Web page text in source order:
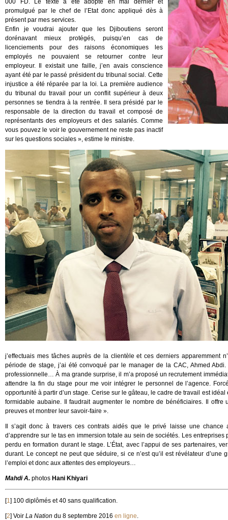
000 FD. Le texte a été adopté en mai dernier et
promulgué par le chef de l’Etat donc appliqué dès à
présent par mes services.
Enfin je voudrai ajouter que les Djiboutiens seront
dorénavant mieux protégés, puisqu’en cas de
licenciements pour des raisons économiques les
employés ne pouvaient se retourner contre leur
employeur. Il existait une faille, j’en avais conscience
ayant été par le passé président du tribunal social. Cette
injustice a été réparée par la loi. La première audience
du tribunal du travail pour un conflit supérieur à deux
personnes se tiendra à la rentrée. Il sera présidé par le
responsable de la direction du travail et composé de
représentants des employeurs et des salariés. Comme
vous pouvez le voir le gouvernement ne reste pas inactif
sur les questions sociales », estime le ministre.
j’effectuais mes tâches auprès de la clientèle et ces derniers apparemment
période de stage, j’ai été convoqué par le manager de la CAC, Ahmed
professionnelle… À ma grande surprise, il m’a proposé un recrutement
attendre la fin du stage pour me voir intégrer le personnel de l’agence.
opportunité à partir d’un stage. Cerise sur le gâteau, le cadre de travail est
formidable aubaine. Il faudrait augmenter le nombre de bénéficiaires. Il
preuves et montrer leur savoir-faire ».
Il s’agit donc à travers ces contrats aidés que le privé laisse une chance
d’apprendre sur le tas en immersion totale au sein de sociétés. Les
perdu en formation durant le stage. L’État, avec l’appui de ses partenaires,
durant. Le concept ne peut que séduire, si ce n’est qu’il est révélateur
l’emploi et donc aux attentes des employeurs…
Mahdi A. photos Hani Khiyari
[1] 100 diplômés et 40 sans qualification.
[2] Voir La Nation du 8 septembre 2016 en ligne.